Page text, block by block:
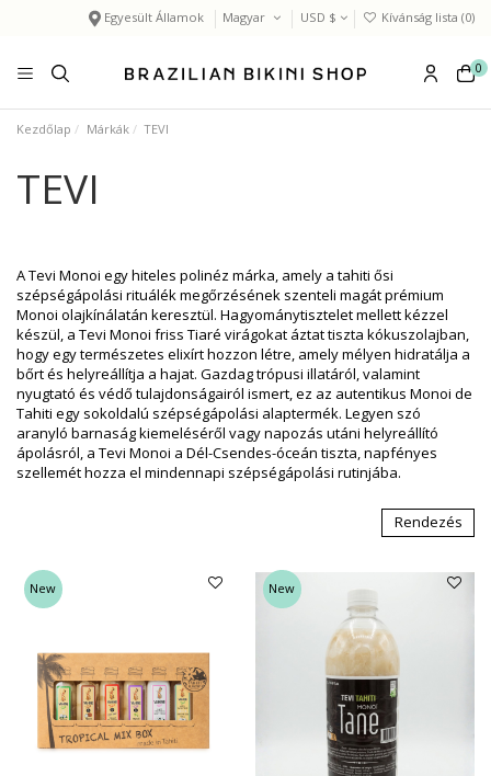
Egyesült Államok Magyar USD $ Kívánság lista (0)
0
Kezdőlap Márkák TEVI
TEVI
A Tevi Monoi egy hiteles polinéz márka, amely a tahiti ősi
szépségápolási rituálék megőrzésének szenteli magát prémium
Monoi olajkínálatán keresztül. Hagyománytisztelet mellett kézzel
készül, a Tevi Monoi friss Tiaré virágokat áztat tiszta kókuszolajban,
hogy egy természetes elixírt hozzon létre, amely mélyen hidratálja a
bőrt és helyreállítja a hajat. Gazdag trópusi illatáról, valamint
nyugtató és védő tulajdonságairól ismert, ez az autentikus Monoi de
Tahiti egy sokoldalú szépségápolási alaptermék. Legyen szó
aranyló barnaság kiemeléséről vagy napozás utáni helyreállító
ápolásról, a Tevi Monoi a Dél-Csendes-óceán tiszta, napfényes
szellemét hozza el mindennapi szépségápolási rutinjába.
Rendezés
New New